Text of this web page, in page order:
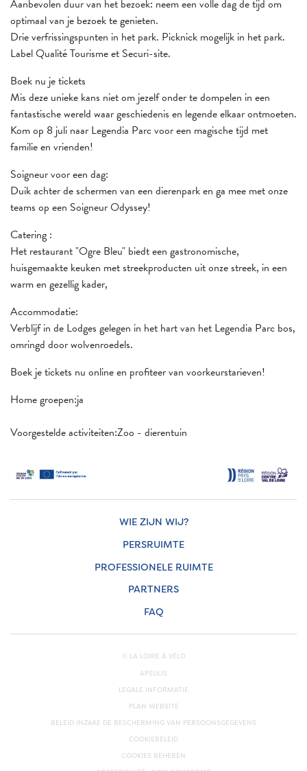
Aanbevolen duur van het bezoek: neem een volle dag de tijd om
optimaal van je bezoek te genieten.
Drie verfrissingspunten in het park. Picknick mogelijk in het park.
Label Qualité Tourisme et Securi-site.
Boek nu je tickets
Mis deze unieke kans niet om jezelf onder te dompelen in een
fantastische wereld waar geschiedenis en legende elkaar ontmoeten.
Kom op 8 juli naar Legendia Parc voor een magische tijd met
familie en vrienden!
Soigneur voor een dag:
Duik achter de schermen van een dierenpark en ga mee met onze
teams op een Soigneur Odyssey!
Catering :
Het restaurant "Ogre Bleu" biedt een gastronomische,
huisgemaakte keuken met streekproducten uit onze streek, in een
warm en gezellig kader,
Accommodatie:
Verblijf in de Lodges gelegen in het hart van het Legendia Parc bos,
omringd door wolvenroedels.
Boek je tickets nu online en profiteer van voorkeurstarieven!
Home groepen:ja
Voorgestelde activiteiten:Zoo - dierentuin
WIE ZIJN WIJ?
PERSRUIMTE
PROFESSIONELE RUIMTE
PARTNERS
FAQ
© LA LOIRE À VÉLO
APSULIS
LEGALE INFORMATIE
PLAN WEBSITE
BELEID INZAKE DE BESCHERMING VAN PERSOONSGEGEVENS
COOKIEBELEID
COOKIES BEHEREN